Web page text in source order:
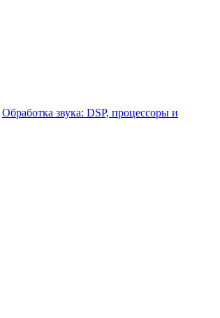
Обработка звука: DSP, процессоры и